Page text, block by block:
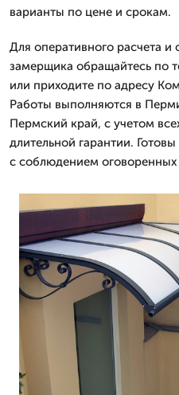
варианты по цене и срокам.
Для оперативного расчета и
замерщика обращайтесь по
или приходите по адресу
Работы выполняются в
Пермский край, с учетом
длительной гарантии.
с соблюдением